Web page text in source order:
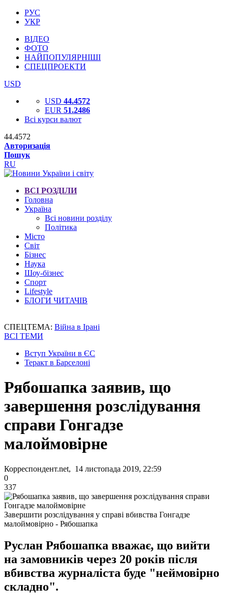
РУС
УКР
ВІДЕО
ФОТО
НАЙПОПУЛЯРНІШІ
СПЕЦПРОЕКТИ
USD
USD 44.4572
EUR 51.2486
Всі курси валют
44.4572
Авторизація
Пошук
RU
ВСІ РОЗДІЛИ
Головна
Україна
Всі новини розділу
Політика
Місто
Світ
Бізнес
Наука
Шоу-бізнес
Спорт
Lifestyle
БЛОГИ ЧИТАЧІВ
СПЕЦТЕМА: Війна в Ірані
ВСІ ТЕМИ
Вступ України в ЄС
Теракт в Барселоні
Рябошапка заявив, що
завершення розслідування
справи Гонгадзе
малоймовірне
Корреспондент.net, 14 листопада 2019, 22:59
0
337
Завершити розслідування у справі вбивства Гонгадзе
малоймовірно - Рябошапка
Руслан Рябошапка вважає, що вийти
на замовників через 20 років після
вбивства журналіста буде "неймовірно
складно".